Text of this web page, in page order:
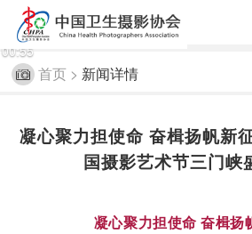
首页 > 新闻详情
凝心聚力担使命 奋楫扬帆新
国摄影艺术节三门峡
凝心聚力担使命 奋楫扬
00:55